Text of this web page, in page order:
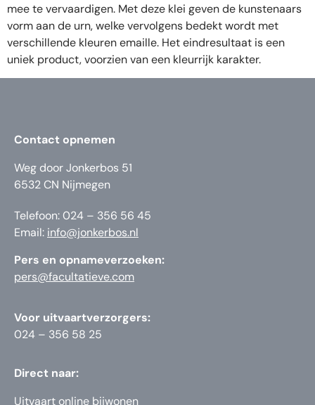
mee te vervaardigen. Met deze klei geven de kunstenaars
vorm aan de urn, welke vervolgens bedekt wordt met
verschillende kleuren emaille. Het eindresultaat is een
uniek product, voorzien van een kleurrijk karakter.
Contact opnemen
Weg door Jonkerbos 51
6532 CN Nijmegen
Telefoon: 024 – 356 56 45
Email: info@jonkerbos.nl
Pers en opnameverzoeken:
pers@facultatieve.com
Voor uitvaartverzorgers:
024 – 356 58 25
Direct naar:
Uitvaart online bijwonen